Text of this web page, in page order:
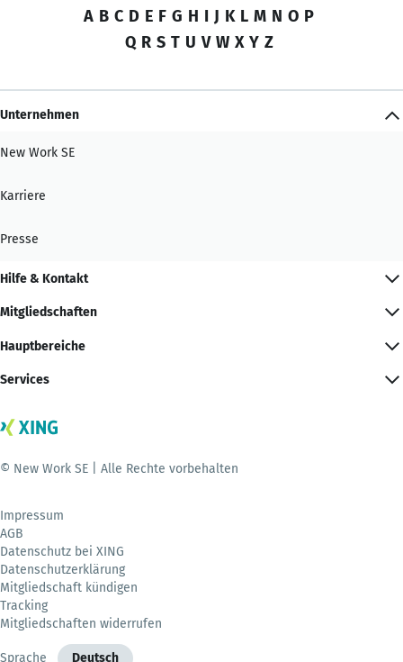
A B C D E F G H I J K L M N O P
Q R S T U V W X Y Z
Unternehmen
New Work SE
Karriere
Presse
Hilfe & Kontakt
Mitgliedschaften
Hauptbereiche
Services
© New Work SE | Alle Rechte vorbehalten
Impressum
AGB
Datenschutz bei XING
Datenschutzerklärung
Mitgliedschaft kündigen
Tracking
Mitgliedschaften widerrufen
Sprache Deutsch